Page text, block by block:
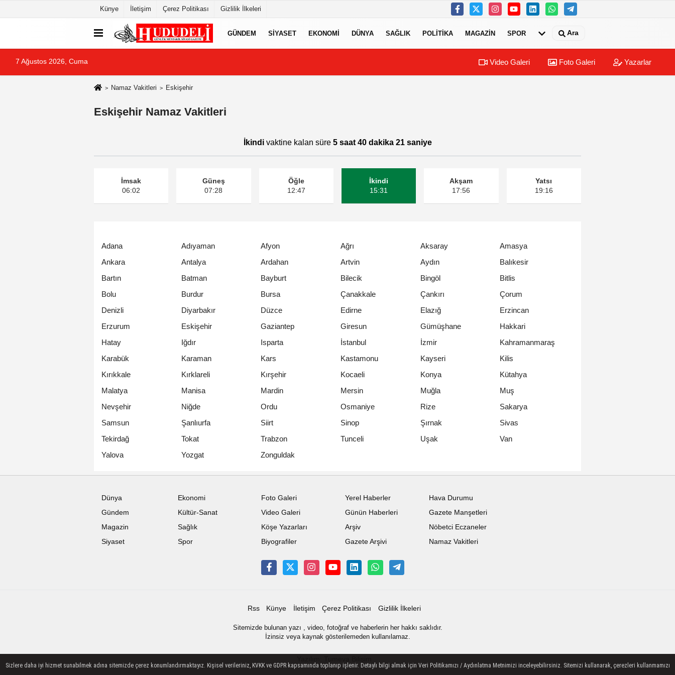
Künye İletişim Çerez Politikası Gizlilik İlkeleri
GÜNDEM SIYASET EKONOMI DÜNYA SAĞLIK POLITIKA MAGAZIN SPOR Ara
7 Ağustos 2026, Cuma Video Galeri Foto Galeri Yazarlar
Namaz Vakitleri Eskişehir
Eskişehir Namaz Vakitleri
İkindivaktine kalan süre 5 saat 40 dakika 21 saniye
İmsak
06:02
Güneş
07:28
Öğle
12:47
İkindi
15:31
Akşam
17:56
Yatsı
19:16
Adana Adıyaman Afyon Ağrı Aksaray
Amasya
Ankara
Antalya Ardahan Artvin Aydın
Balıkesir
Bartın
Batman Bayburt Bilecik Bingöl
Bitlis
Bolu
Burdur Bursa Çanakkale Çankırı
Çorum
Denizli
Diyarbakır Düzce Edirne Elazığ
Erzincan
Erzurum
Eskişehir Gaziantep Giresun Gümüşhane
Hakkari
Hatay
Iğdır Isparta İstanbul İzmir
Kahramanmaraş
Karabük
Karaman Kars Kastamonu Kayseri
Kilis
Kırıkkale
Kırklareli Kırşehir Kocaeli Konya
Kütahya
Malatya
Manisa Mardin Mersin Muğla
Muş
Nevşehir
Niğde Ordu Osmaniye Rize
Sakarya
Samsun
Şanlıurfa Siirt Sinop Şırnak
Sivas
Tekirdağ
Tokat Trabzon Tunceli Uşak
Van
Yalova
Yozgat Zonguldak
Dünya
Ekonomi
Gündem
Kültür-Sanat
Magazin
Sağlık
Siyaset
Spor
Foto Galeri
Video Galeri
Köşe Yazarları
Biyografiler
Yerel Haberler
Günün Haberleri
Arşiv
Gazete Arşivi
Hava Durumu
Gazete Manşetleri
Nöbetci Eczaneler
Namaz Vakitleri
Rss Künye İletişim Çerez Politikası Gizlilik İlkeleri
Sitemizde bulunan yazı , video, fotoğraf ve haberlerin her hakkı saklıdır.
İzinsiz veya kaynak gösterilemeden kullanılamaz.
Sizlere daha iyi hizmet sunabilmek adına sitemizde çerez konumlandırmaktayız. Kişisel verileriniz, KVKK ve GDPR kapsamında toplanıp işlenir. Detaylı bilgi almak için Veri Politikamızı / Aydınlatma Metnimizi inceleyebilirsiniz. Sitemizi kullanarak, çerezleri kullanmamızı